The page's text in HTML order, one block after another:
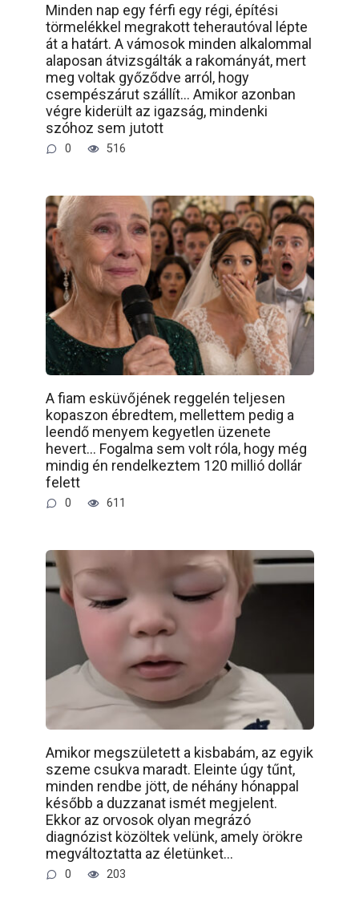
Minden nap egy férfi egy régi, építési
törmelékkel megrakott teherautóval lépte
át a határt. A vámosok minden alkalommal
alaposan átvizsgálták a rakományát, mert
meg voltak győződve arról, hogy
csempészárut szállít… Amikor azonban
végre kiderült az igazság, mindenki
szóhoz sem jutott
0 516
A fiam esküvőjének reggelén teljesen
kopaszon ébredtem, mellettem pedig a
leendő menyem kegyetlen üzenete
hevert… Fogalma sem volt róla, hogy még
mindig én rendelkeztem 120 millió dollár
felett
0 611
Amikor megszületett a kisbabám, az egyik
szeme csukva maradt. Eleinte úgy tűnt,
minden rendbe jött, de néhány hónappal
később a duzzanat ismét megjelent.
Ekkor az orvosok olyan megrázó
diagnózist közöltek velünk, amely örökre
megváltoztatta az életünket…
0 203